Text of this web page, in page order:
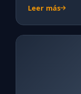
Leer más